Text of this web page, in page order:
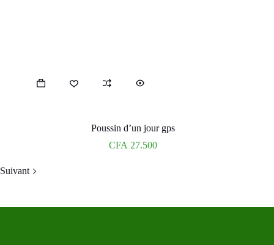
Poussin d’un jour gps
CFA 27.500
Suivant